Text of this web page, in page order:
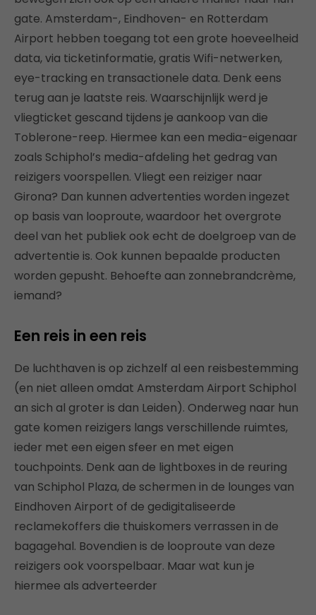
gate. Amsterdam-, Eindhoven- en Rotterdam
Airport hebben toegang tot een grote hoeveelheid
data, via ticketinformatie, gratis Wifi-netwerken,
eye-tracking en transactionele data. Denk eens
terug aan je laatste reis. Waarschijnlijk werd je
vliegticket gescand tijdens je aankoop van die
Toblerone-reep. Hiermee kan een media-eigenaar
zoals Schiphol’s media-afdeling het gedrag van
reizigers voorspellen. Vliegt een reiziger naar
Girona? Dan kunnen advertenties worden ingezet
op basis van looproute, waardoor het overgrote
deel van het publiek ook echt de doelgroep van de
advertentie is. Ook kunnen bepaalde producten
worden gepusht. Behoefte aan zonnebrandcrème,
iemand?
Een reis in een reis
De luchthaven is op zichzelf al een reisbestemming
(en niet alleen omdat Amsterdam Airport Schiphol
an sich al groter is dan Leiden). Onderweg naar hun
gate komen reizigers langs verschillende ruimtes,
ieder met een eigen sfeer en met eigen
touchpoints. Denk aan de lightboxes in de reuring
van Schiphol Plaza, de schermen in de lounges van
Eindhoven Airport of de gedigitaliseerde
reclamekoffers die thuiskomers verrassen in de
bagagehal. Bovendien is de looproute van deze
reizigers ook voorspelbaar. Maar wat kun je
hiermee als adverteerder